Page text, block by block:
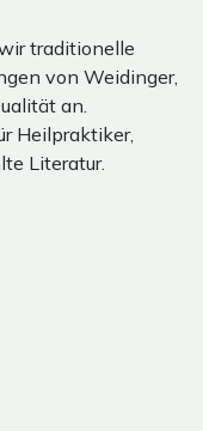
traditionelle
von Weidinger,
an.
Heilpraktiker,
Literatur.